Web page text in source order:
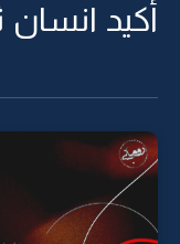
أكيد انسان